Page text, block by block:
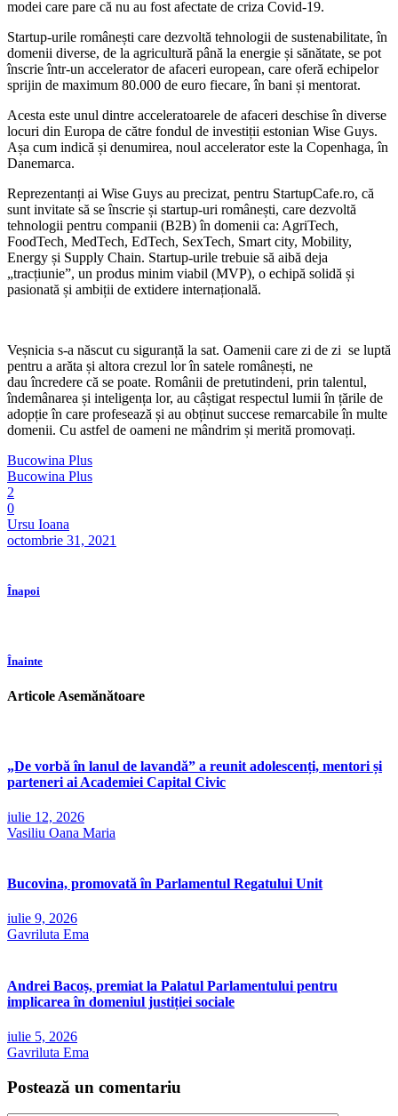
modei care pare că nu au fost afectate de criza Covid-19.
Startup-urile românești care dezvoltă tehnologii de sustenabilitate, în
domenii diverse, de la agricultură până la energie și sănătate, se pot
înscrie într-un accelerator de afaceri european, care oferă echipelor
sprijin de maximum 80.000 de euro fiecare, în bani și mentorat.
Acesta este unul dintre acceleratoarele de afaceri deschise în diverse
locuri din Europa de către fondul de investiții estonian Wise Guys.
Așa cum indică și denumirea, noul accelerator este la Copenhaga, în
Danemarca.
Reprezentanți ai Wise Guys au precizat, pentru StartupCafe.ro, că
sunt invitate să se înscrie și startup-uri românești, care dezvoltă
tehnologii pentru companii (B2B) în domenii ca: AgriTech,
FoodTech, MedTech, EdTech, SexTech, Smart city, Mobility,
Energy și Supply Chain. Startup-urile trebuie să aibă deja
„tracțiunie”, un produs minim viabil (MVP), o echipă solidă și
pasionată și ambiții de extidere internațională.
Veșnicia s-a născut cu siguranță la sat. Oamenii care zi de zi se luptă
pentru a arăta și altora crezul lor în satele românești, ne
dau încredere că se poate. Românii de pretutindeni, prin talentul,
îndemânarea și inteligența lor, au câștigat respectul lumii în țările de
adopție în care profesează și au obținut succese remarcabile în multe
domenii. Cu astfel de oameni ne mândrim și merită promovați.
Bucowina Plus
Bucowina Plus
2
0
Ursu Ioana
octombrie 31, 2021
Înapoi
Înainte
Articole Asemănătoare
„De vorbă în lanul de lavandă” a reunit adolescenți, mentori și
parteneri ai Academiei Capital Civic
iulie 12, 2026
Vasiliu Oana Maria
Bucovina, promovată în Parlamentul Regatului Unit
iulie 9, 2026
Gavriluta Ema
Andrei Bacoș, premiat la Palatul Parlamentului pentru
implicarea în domeniul justiției sociale
iulie 5, 2026
Gavriluta Ema
Postează un comentariu